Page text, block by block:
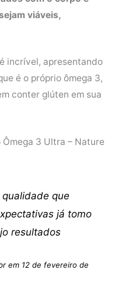
viáveis,
incrível, apresentando
é o próprio ômega 3,
conter glúten em sua
3 Ultra – Nature
que
já tomo
resultados
em 12 de fevereiro de